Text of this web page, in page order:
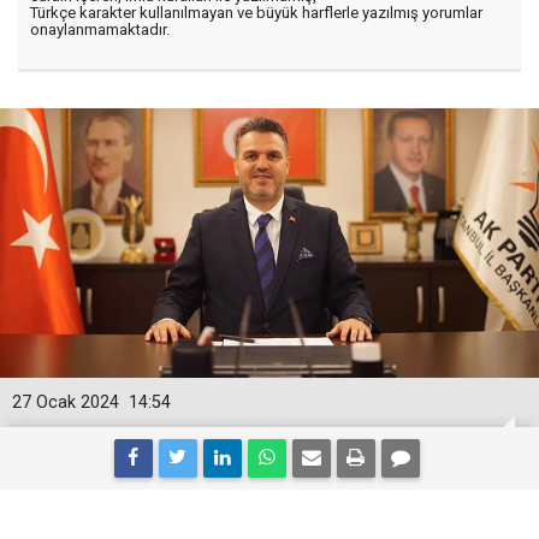
Türkçe karakter kullanılmayan ve büyük harflerle yazılmış yorumlar
onaylanmamaktadır.
14:54
27 Ocak 2024